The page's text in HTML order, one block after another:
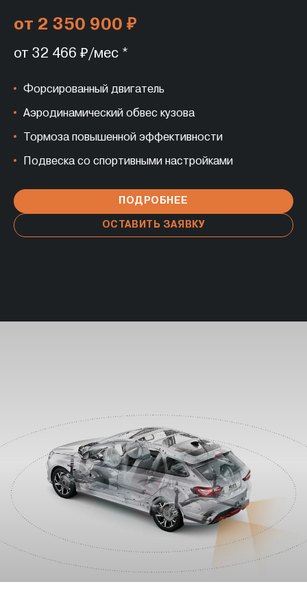
от 2 350 900 ₽
от 32 466 ₽/мес *
Форсированный двигатель
Аэродинамический обвес кузова
Тормоза повышенной эффективности
Подвеска со спортивными настройками
ПОДРОБНЕЕ
ОСТАВИТЬ ЗАЯВКУ